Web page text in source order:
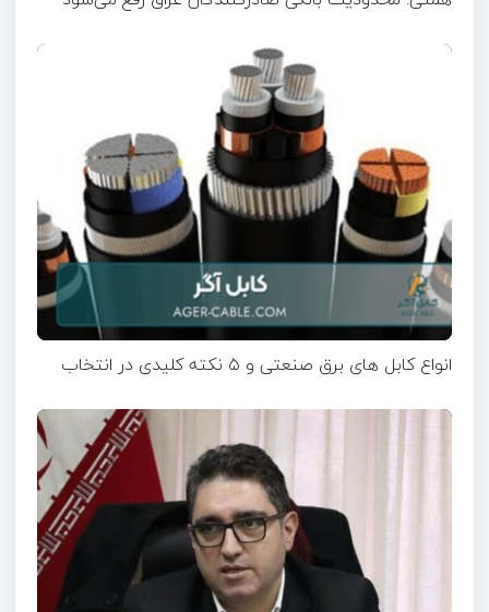
انواع کابل های برق صنعتی و ۵ نکته کلیدی در انتخاب